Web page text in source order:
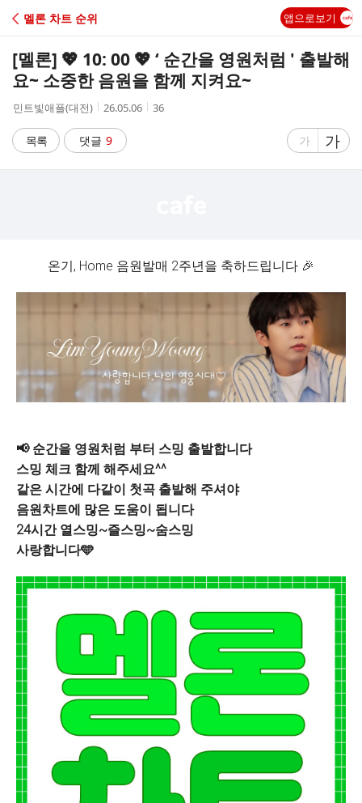
C
A
멜론 차트 순위 앱으로보기
[멜론] 💖 10: 00 💖 ‘ 순간을 영원처럼 ' 출발해
요~ 소중한 음원을 함께 지켜요~
작
자
민트빛애플(대전)
작
시
간
26.05.06
조
36
목록 댓글 9
글
게
가
글
자
가
온기, Home 음원발매 2주년을 축하드립니다 🎉
📢 순간을 영원처럼 부터 스밍 출발합니다
스밍 체크 함께 해주세요^^
같은 시간에 다같이 첫곡 출발해 주셔야
음원차트에 많은 도움이 됩니다
24시간 열스밍~즐스밍~숨스밍
사랑합니다🩵